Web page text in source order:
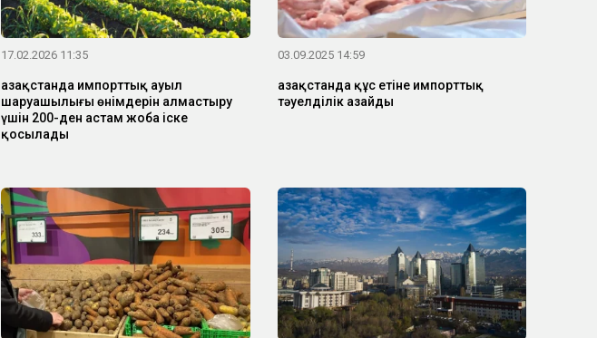
17.02.2026 11:35
Қазақстанда импорттық ауыл
шаруашылығы өнімдерін алмастыру
үшін 200-ден астам жоба іске
қосылады
03.09.2025 14:59
Қазақстанда құс етіне импорттық
тәуелділік азайды